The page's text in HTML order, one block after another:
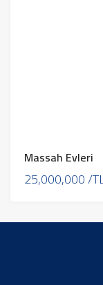
Massah Evleri
25,000,000 /